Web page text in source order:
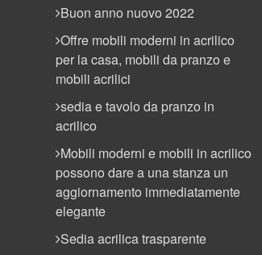
Buon anno nuovo 2022
Offre mobili moderni in acrilico
per la casa, mobili da pranzo e
mobili acrilici
sedia e tavolo da pranzo in
acrilico
Mobili moderni e mobili in acrilico
possono dare a una stanza un
aggiornamento immediatamente
elegante
Sedia acrilica trasparente